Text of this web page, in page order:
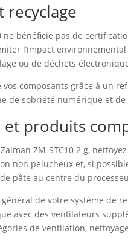
recyclage
ne bénéficie pas de
l’impact
ou de déchets
composants grâce à un
de sobriété numérique et
et produits
ZM-STC10 2 g,
non pelucheux et, si
pâte au centre du
de votre système
avec des ventilateurs
de ventilation,